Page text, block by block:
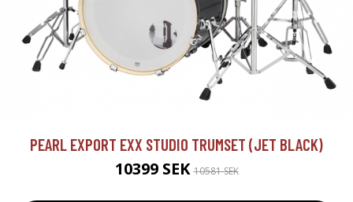
PEARL EXPORT EXX STUDIO TRUMSET (JET BLACK)
10399 SEK10581 SEK